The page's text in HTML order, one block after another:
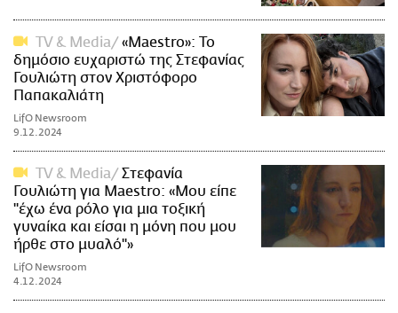
TV & Media
«Maestro»: Το
δημόσιο ευχαριστώ της Στεφανίας
Γουλιώτη στον Χριστόφορο
Παπακαλιάτη
LifO Newsroom
9.12.2024
TV & Media
Στεφανία
Γουλιώτη για Maestro: «Μου είπε
''έχω ένα ρόλο για μια τοξική
γυναίκα και είσαι η μόνη που μου
ήρθε στο μυαλό''»
LifO Newsroom
4.12.2024